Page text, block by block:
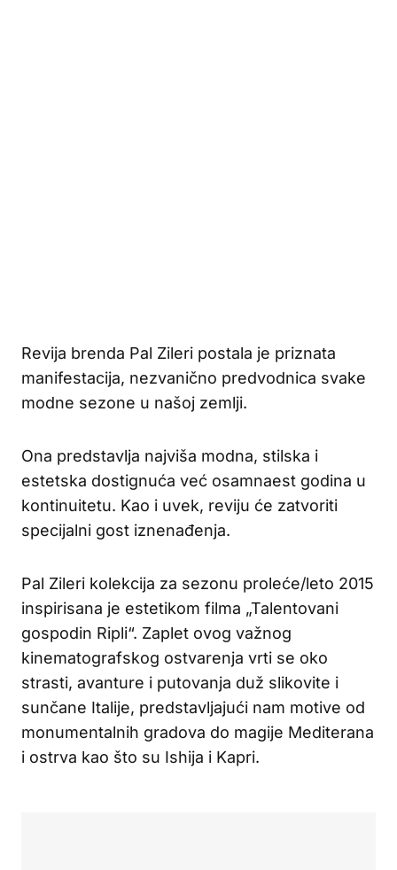
Revija brenda Pal Zileri postala je priznata
manifestacija, nezvanično predvodnica svake
modne sezone u našoj zemlji.
Ona predstavlja najviša modna, stilska i
estetska dostignuća već osamnaest godina u
kontinuitetu. Kao i uvek, reviju će zatvoriti
specijalni gost iznenađenja.
Pal Zileri kolekcija za sezonu proleće/leto 2015
inspirisana je estetikom filma „Talentovani
gospodin Ripli“. Zaplet ovog važnog
kinematografskog ostvarenja vrti se oko
strasti, avanture i putovanja duž slikovite i
sunčane Italije, predstavljajući nam motive od
monumentalnih gradova do magije Mediterana
i ostrva kao što su Ishija i Kapri.